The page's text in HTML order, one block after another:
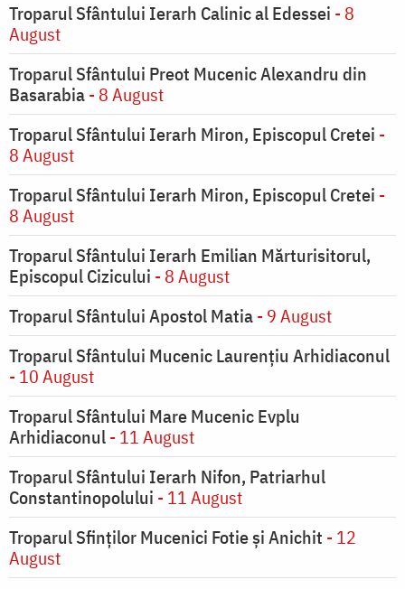
Troparul Sfântului Ierarh Calinic al Edessei - 8
August
Troparul Sfântului Preot Mucenic Alexandru din
Basarabia- 8 August
Troparul Sfântului Ierarh Miron, Episcopul Cretei -
8 August
Troparul Sfântului Ierarh Miron, Episcopul Cretei -
8 August
Troparul Sfântului Ierarh Emilian Mărturisitorul,
Episcopul Cizicului - 8 August
Troparul Sfântului Apostol Matia- 9 August
Troparul Sfântului Mucenic Laurențiu Arhidiaconul
- 10 August
Troparul Sfântului Mare Mucenic Evplu
Arhidiaconul- 11 August
Troparul Sfântului Ierarh Nifon, Patriarhul
Constantinopolului - 11 August
Troparul Sfinţilor Mucenici Fotie şi Anichit - 12
August